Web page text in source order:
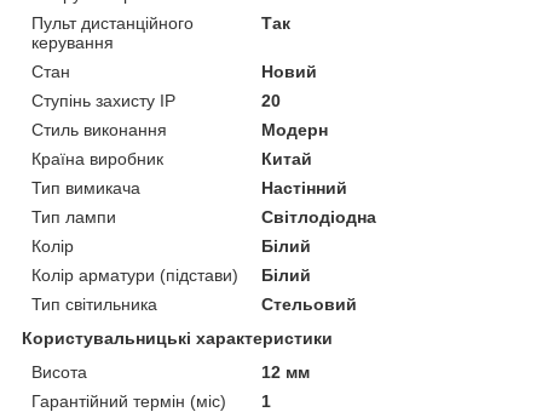
Пульт дистанційного
керування
Так
Стан
Новий
Ступінь захисту IP
20
Стиль виконання
Модерн
Країна виробник
Китай
Тип вимикача
Настінний
Тип лампи
Світлодіодна
Колір
Білий
Колір арматури (підстави)
Білий
Тип світильника
Стельовий
Користувальницькі характеристики
Висота
12 мм
Гарантійний термін (міс)
1